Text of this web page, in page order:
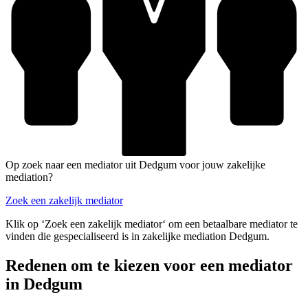
Op zoek naar een mediator uit Dedgum voor jouw zakelijke
mediation?
Zoek een zakelijk mediator
Klik op ‘Zoek een zakelijk mediator‘ om een betaalbare mediator te
vinden die gespecialiseerd is in zakelijke mediation Dedgum.
Redenen om te kiezen voor een mediator
in Dedgum